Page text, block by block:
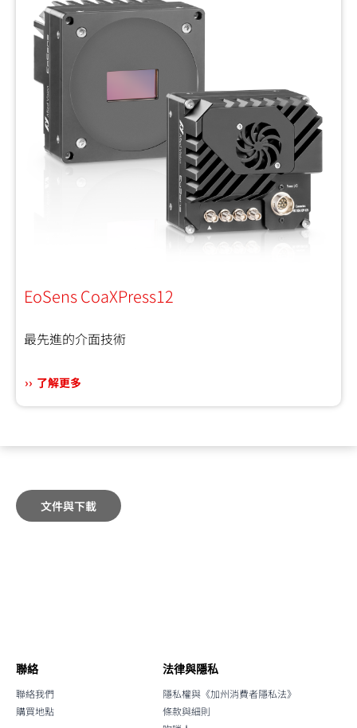
EoSens CoaXPress12
最先進的介面技術
了解更多
文件與下載
聯絡
聯絡我們
購買地點
法律與隱私
隱私權與《加州消費者隱私法》
條款與細則